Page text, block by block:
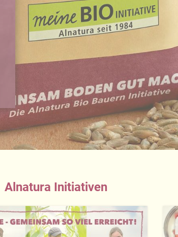
Alnatura Initiativen